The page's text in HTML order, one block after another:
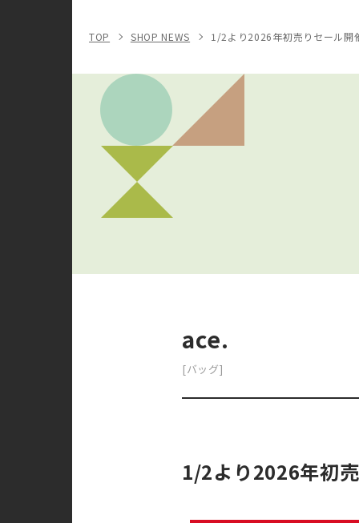
TOP SHOP NEWS 1/2より2026年初売りセール開
ace.
[バッグ]
1/2より2026年初